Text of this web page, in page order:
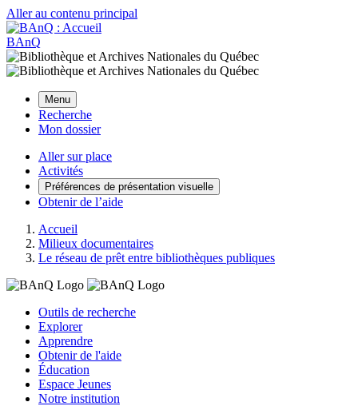
Aller au contenu principal
BAnQ
Menu
Recherche
Mon dossier
Aller sur place
Activités
Préférences de présentation visuelle
Obtenir de l’aide
Accueil
Milieux documentaires
Le réseau de prêt entre bibliothèques publiques
Outils de recherche
Explorer
Apprendre
Obtenir de l'aide
Éducation
Espace Jeunes
Notre institution